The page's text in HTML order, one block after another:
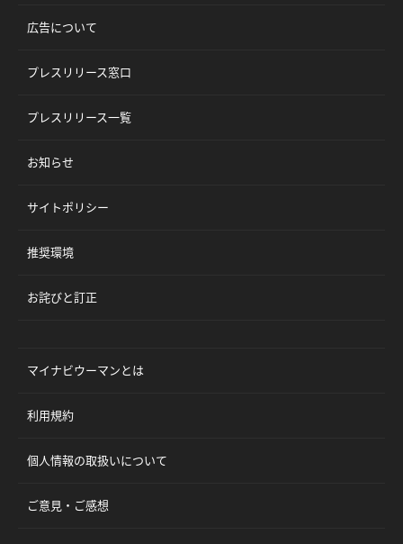
広告について
プレスリリース窓口
プレスリリース一覧
お知らせ
サイトポリシー
推奨環境
お詫びと訂正
マイナビウーマンとは
利用規約
個人情報の取扱いについて
ご意見・ご感想